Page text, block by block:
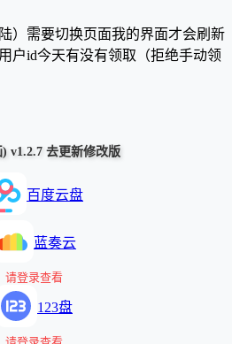
）需要切换页面我的界面才会刷新
户id今天有没有领取（拒绝手动领
v1.2.7 去更新修改版
百度云盘
蓝奏云
请登录查看
123盘